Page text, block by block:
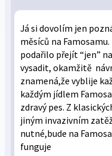
Já si dovolím jen
měsíců na
podařilo přejít “jen”
vysadit, okamžitě
znamená,že vyblije
každým jídlem
zdravý pes. Z
jiným invazivním
nutné,bude na
funguje